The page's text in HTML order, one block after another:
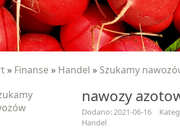
» Finanse » Handel » Szukamy
nawozy
Dodano: 2021-06-16
Handel